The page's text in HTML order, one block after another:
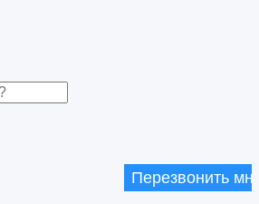
Перезвонить